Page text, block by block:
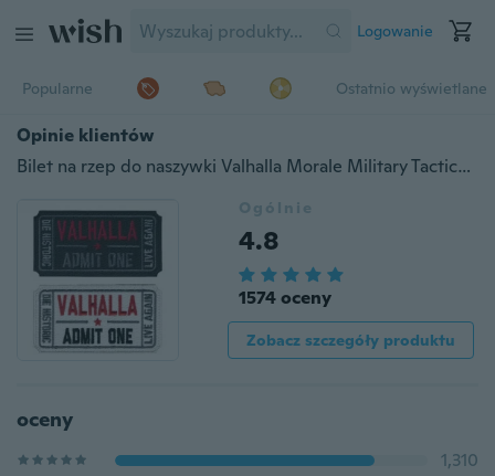
Logowanie
Popularne Ostatnio wyświetlane
Opinie klientów
Bilet na rzep do naszywki Valhalla Morale Military Tactical Vikings Mad Max
Ogólnie
4.8
1574 oceny
Zobacz szczegóły produktu
oceny
1,310